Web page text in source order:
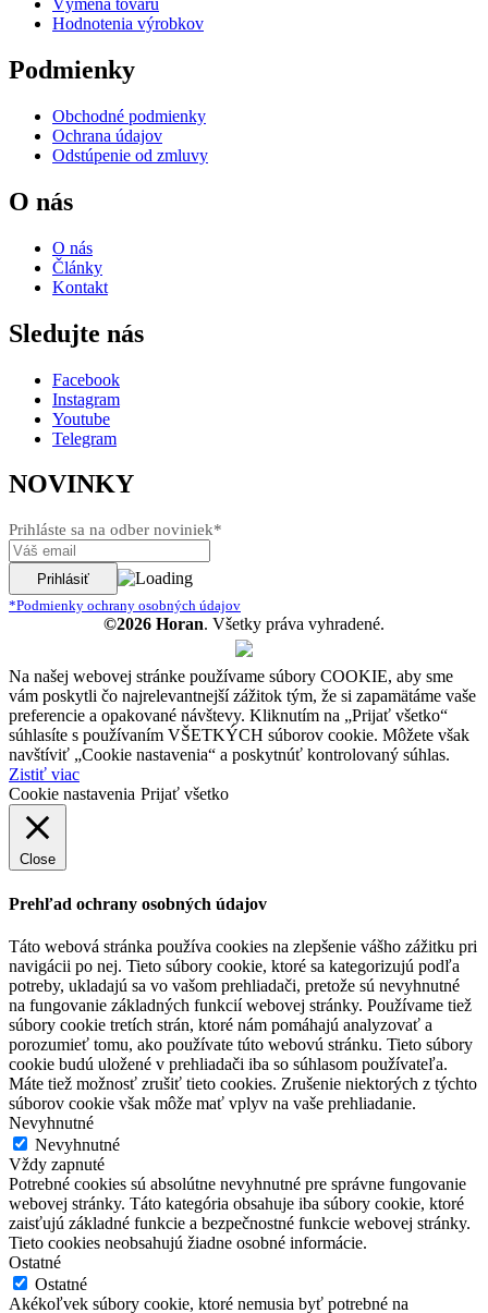
Výmena tovaru
Hodnotenia výrobkov
Podmienky
Obchodné podmienky
Ochrana údajov
Odstúpenie od zmluvy
O nás
O nás
Články
Kontakt
Sledujte nás
Facebook
Instagram
Youtube
Telegram
NOVINKY
Prihláste sa na odber noviniek*
*Podmienky ochrany osobných údajov
©2026 Horan. Všetky práva vyhradené.
Na našej webovej stránke používame súbory COOKIE, aby sme
vám poskytli čo najrelevantnejší zážitok tým, že si zapamätáme vaše
preferencie a opakované návštevy. Kliknutím na „Prijať všetko“
súhlasíte s používaním VŠETKÝCH súborov cookie. Môžete však
navštíviť „Cookie nastavenia“ a poskytnúť kontrolovaný súhlas.
Zistiť viac
Cookie nastavenia Prijať všetko
Close
Prehľad ochrany osobných údajov
Táto webová stránka používa cookies na zlepšenie vášho zážitku pri
navigácii po nej. Tieto súbory cookie, ktoré sa kategorizujú podľa
potreby, ukladajú sa vo vašom prehliadači, pretože sú nevyhnutné
na fungovanie základných funkcií webovej stránky. Používame tiež
súbory cookie tretích strán, ktoré nám pomáhajú analyzovať a
porozumieť tomu, ako používate túto webovú stránku. Tieto súbory
cookie budú uložené v prehliadači iba so súhlasom používateľa.
Máte tiež možnosť zrušiť tieto cookies. Zrušenie niektorých z týchto
súborov cookie však môže mať vplyv na vaše prehliadanie.
Nevyhnutné
Nevyhnutné
Vždy zapnuté
Potrebné cookies sú absolútne nevyhnutné pre správne fungovanie
webovej stránky. Táto kategória obsahuje iba súbory cookie, ktoré
zaisťujú základné funkcie a bezpečnostné funkcie webovej stránky.
Tieto cookies neobsahujú žiadne osobné informácie.
Ostatné
Ostatné
Akékoľvek súbory cookie, ktoré nemusia byť potrebné na